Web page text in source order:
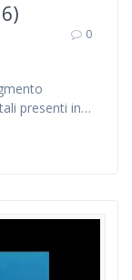
0
presenti in…